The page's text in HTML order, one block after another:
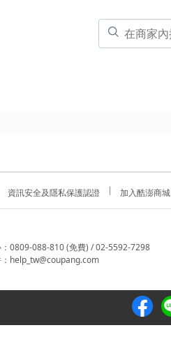
資訊安全及隱私保護認證 加入酷澎商城
0809-088-810 (免費) / 02-5592-7298
help_tw@coupang.com